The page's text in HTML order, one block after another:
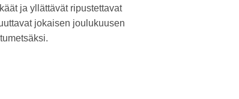
ja yllättävät ripustettavat
jokaisen joulukuusen
peltipurkki – sekapastillit 30g, Pastiglie Leone määrä